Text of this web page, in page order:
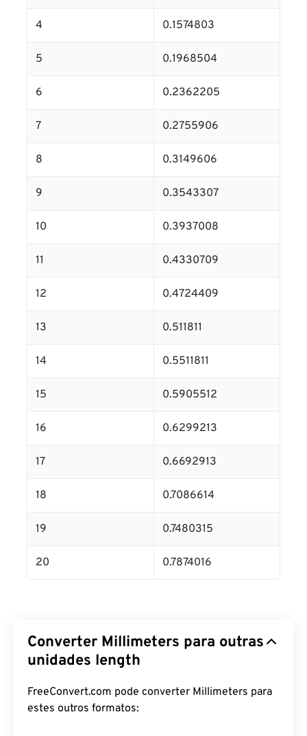
4 0.1574803
5 0.1968504
6 0.2362205
7 0.2755906
8 0.3149606
9 0.3543307
10 0.3937008
11 0.4330709
12 0.4724409
13 0.511811
14 0.5511811
15 0.5905512
16 0.6299213
17 0.6692913
18 0.7086614
19 0.7480315
20 0.7874016
Converter Millimeters para outras
unidades length
FreeConvert.com pode converter Millimeters para
estes outros formatos: